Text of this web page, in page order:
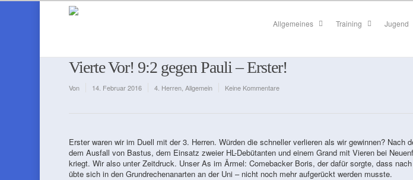
Allgemeines Training Jugend
Vierte Vor! 9:2 gegen Pauli – Erster!
Von 14. Februar 2016 4. Herren, Allgemein Keine Kommentare
Erster waren wir im Duell mit der 3. Herren. Würden die schneller verlieren als wir gewinnen? Nach
dem Ausfall von Bastus, dem Einsatz zweier HL-Debütanten und einem Grand mit Vieren bei
kriegt. Wir also unter Zeitdruck. Unser As im Ärmel: Comebacker Boris, der dafür sorgte, dass
übte sich in den Grundrechenanarten an der Uni – nicht noch mehr aufgerückt werden musste.